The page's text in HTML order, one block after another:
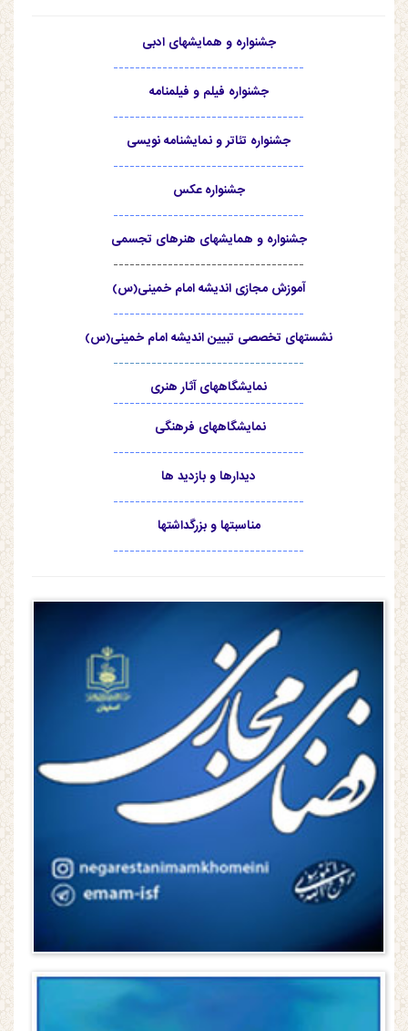
جشنواره و همایشهای ادبی
-----------------------------------
جشنواره فیلم و فیلمنامه
-----------------------------------
جشنواره تئاتر و نمایشنامه نویسی
-----------------------------------
جشنواره عکس
-----------------------------------
جشنواره و همایشهای هنرهای تجسمی
-----------------------------------
آموزش مجازی اندیشه امام خمینی(س)
-----------------------------------
نشستهای تخصصی تبیین اندیشه امام خمینی(س)
-----------------------------------
نمایشگاههای آثار هنری
-----------------------------------
نمایشگاههای فرهنگی
-----------------------------------
دیدارها و بازدید ها
-----------------------------------
مناسبتها و بزرگداشتها
-----------------------------------